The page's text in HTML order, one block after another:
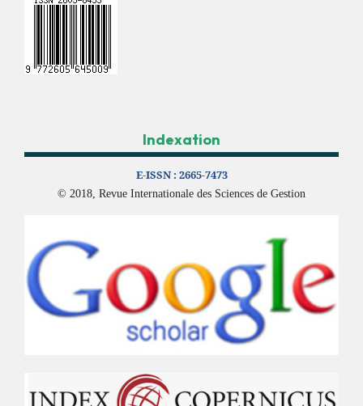
Indexation
E-ISSN : 2665-7473
© 2018, Revue Internationale des Sciences de Gestion